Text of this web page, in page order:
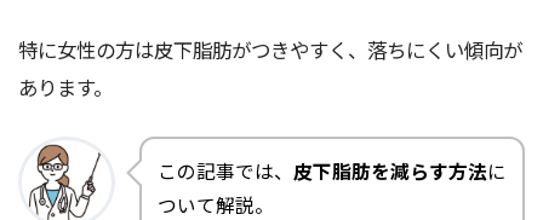
特に女性の方は皮下脂肪がつきやすく、落ちにくい傾向が
あります。
この記事では、 皮下脂肪を減らす方法に
ついて解説。